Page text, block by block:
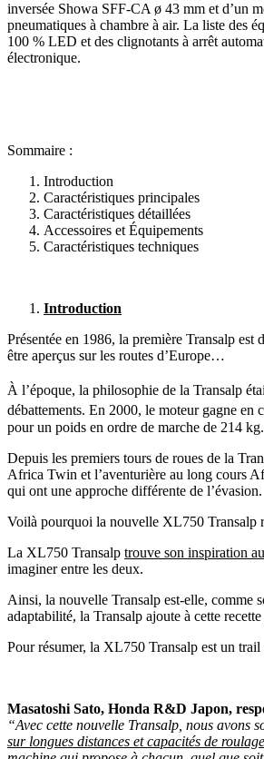
inversée Showa SFF-CA ø 43 mm et d’un
pneumatiques à chambre à air. La liste des
100 % LED et des clignotants à arrêt
électronique.
Sommaire :
Introduction
Caractéristiques principales
Caractéristiques détaillées
Accessoires et Équipements
Caractéristiques techniques
Introduction
Présentée en 1986, la première Transalp
être aperçus sur les routes d’Europe…
À l’époque, la philosophie de la Transalp
débattements. En 2000, le moteur gagne en
pour un poids en ordre de marche de 214 kg.
Depuis les premiers tours de roues de la
Africa Twin et l’aventurière au long cours
qui ont une approche différente de l’évasion.
Voilà pourquoi la nouvelle XL750 Transalp
La XL750 Transalp trouve son inspiration
imaginer entre les deux.
Ainsi, la nouvelle Transalp est-elle, comme
adaptabilité, la Transalp ajoute à cette
Pour résumer, la XL750 Transalp est un trail
Masatoshi Sato, Honda R&D Japon,
“Avec cette nouvelle Transalp, nous avons
sur longues distances et capacités de